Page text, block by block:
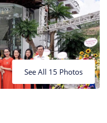
See All 15 Photos